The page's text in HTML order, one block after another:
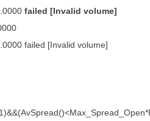
failed [Invalid volume]
failed [Invalid volume]